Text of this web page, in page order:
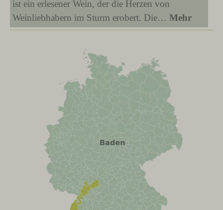
ist ein erlesener Wein, der die Herzen von
Weinliebhabern im Sturm erobert. Die… Mehr